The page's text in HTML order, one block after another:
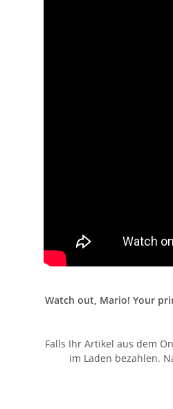
Watch out, Mario! Your
Falls Ihr Artikel aus dem
im Laden bezahlen.